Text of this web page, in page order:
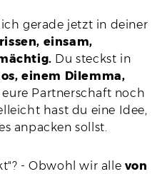
gerade jetzt in deiner
einsam,
Du steckst in
einem Dilemma,
eure Partnerschaft noch
hast du eine Idee,
anpacken sollst.
- Obwohl wir alle von